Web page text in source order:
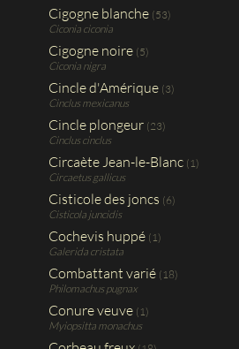
Cigogne blanche (53)
Ciconia ciconia
Cigogne noire (5)
Ciconia nigra
Cincle d'Amérique (3)
Cinclus mexicanus
Cincle plongeur (23)
Cinclus cinclus
Circaète Jean-le-Blanc (1)
Circaetus gallicus
Cisticole des joncs (6)
Cisticola juncidis
Cochevis huppé (1)
Galerida cristata
Combattant varié (18)
Philomachus pugnax
Conure veuve (1)
Myiopsitta monachus